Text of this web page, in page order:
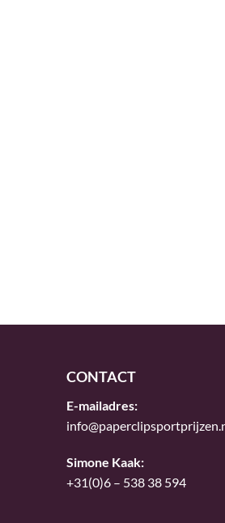
CONTACT
E-mailadres:
Simone Kaak:
+31(0)6 – 538 38 594